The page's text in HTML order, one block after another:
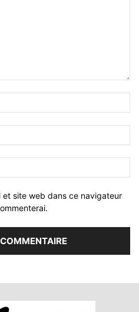
et site web dans ce navigateur